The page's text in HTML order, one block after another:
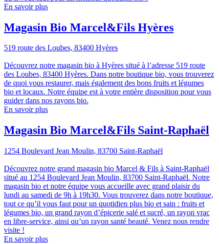
En savoir plus
Magasin Bio Marcel&Fils Hyères
519 route des Loubes, 83400 Hyères
Découvrez notre magasin bio à Hyères situé à l’adresse 519 route
des Loubes, 83400 Hyères. Dans notre boutique bio, vous trouverez
de quoi vous restaurer, mais également des bons fruits et légumes
bio et locaux. Notre équipe est à votre entière disposition pour vous
guider dans nos rayons bio.
En savoir plus
Magasin Bio Marcel&Fils Saint-Raphaël
1254 Boulevard Jean Moulin, 83700 Saint-Raphaël
Découvrez notre grand magasin bio Marcel & Fils à Saint-Raphaël
situé au 1254 Boulevard Jean Moulin, 83700 Saint-Raphaël. Notre
magasin bio et notre équipe vous accueille avec grand plaisir du
lundi au samedi de 9h à 19h30. Vous trouverez dans notre boutique,
tout ce qu’il vous faut pour un quotidien plus bio et sain : fruits et
légumes bio, un grand rayon d’épicerie salé et sucré, un rayon vrac
en libre-service, ainsi qu’un rayon santé beauté. Venez nous rendre
visite !
En savoir plus